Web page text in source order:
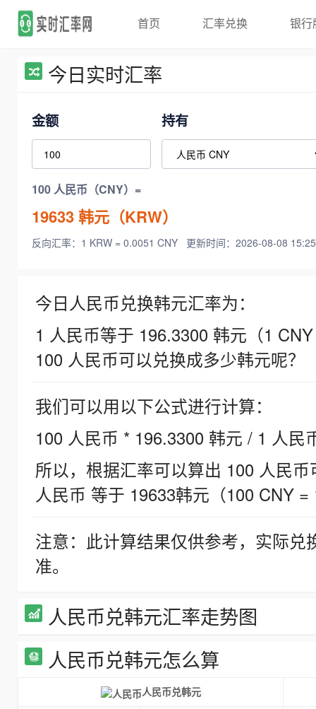
首页 汇率兑换 银行
今日实时汇率
金额 持有
100 人民币（CNY）=
19633韩元（KRW）
反向汇率：1 KRW = 0.0051 CNY 更新时间：2026-08-08
今日人民币兑换韩元汇率为：
1 人民币等于 196.3300 韩元（1
100 人民币可以兑换成多少韩元呢？
我们可以用以下公式进行计算：
100 人民币 * 196.3300 韩元 / 1 人民
所以，根据汇率可以算出 100 人民
人民币 等于 19633韩元（100 CNY =
注意：此计算结果仅供参考，实际
准。
人民币兑韩元汇率走势图
人民币兑韩元怎么算
人民币兑韩元